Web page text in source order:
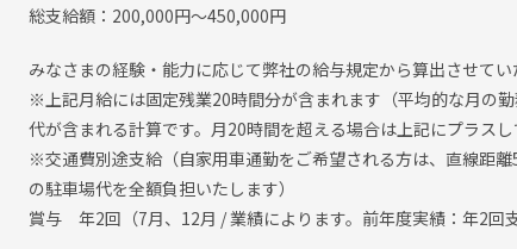
総支給額：200,000円～450,000円
みなさまの経験・能力に応じて弊社の給与規定から算出させてい
※上記月給には固定残業20時間分が含まれます（平均的な月の
代が含まれる計算です。月20時間を超える場合は上記にプラスし
※交通費別途支給（自家用車通勤をご希望される方は、直線距
の駐車場代を全額負担いたします）
賞与 年2回（7月、12月 / 業績によります。前年度実績：年2回支